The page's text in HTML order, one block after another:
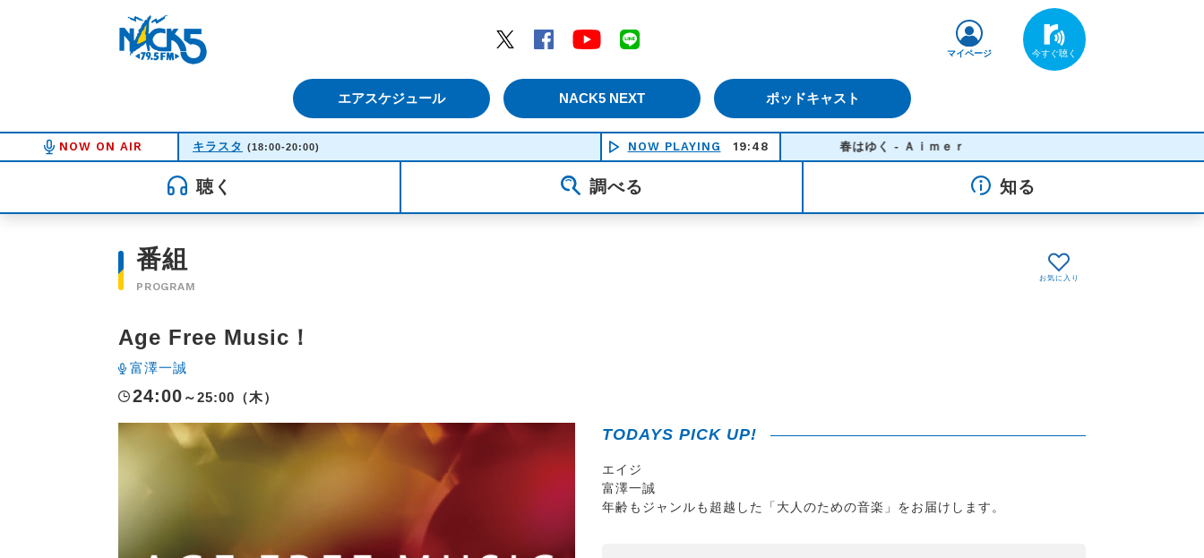
Twitter
Facebook YouTube
エアスケジュール NACK5 NEXT ポッドキャスト
マイページ
NOW ON AIR キラスタ (18:00-20:00) NOW PLAYING 19:48 春はゆく - Ａｉｍｅｒ
聴く 調べる 知る
番組
PROGRAM
Age Free Music！
富澤一誠
24:00 ～25:00（木）
TODAYS PICK UP!
エイジ
富澤一誠
年齢もジャンルも超越した「大人のための音楽」をお届けします。